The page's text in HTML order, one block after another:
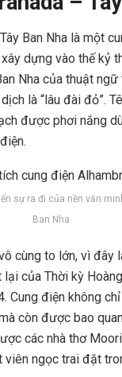
Ban Nha là một
dựng vào thế kỷ
Nha của thuật ngữ
dịch là “lâu đài đỏ”.
được phơi nắng
​​sự ra đi của nền văn
Ban Nha
cùng to lớn, vì đây
lại của Thời kỳ
Cung điện không
còn được bao
các nhà thơ
viên ngọc trai đặt